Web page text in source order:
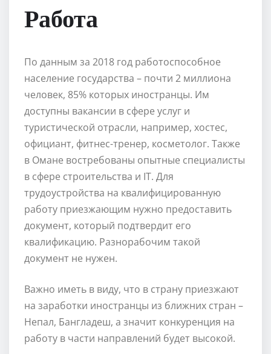
Работа
По данным за 2018 год работоспособное
население государства – почти 2 миллиона
человек, 85% которых иностранцы. Им
доступны вакансии в сфере услуг и
туристической отрасли, например, хостес,
официант, фитнес-тренер, косметолог. Также
в Омане востребованы опытные специалисты
в сфере строительства и IT. Для
трудоустройства на квалифицированную
работу приезжающим нужно предоставить
документ, который подтвердит его
квалификацию. Разнорабочим такой
документ не нужен.
Важно иметь в виду, что в страну приезжают
на заработки иностранцы из ближних стран –
Непал, Бангладеш, а значит конкуренция на
работу в части направлений будет высокой.